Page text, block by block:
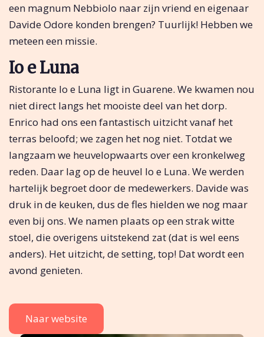
een magnum Nebbiolo naar zijn vriend en eigenaar
Davide Odore konden brengen? Tuurlijk! Hebben we
meteen een missie.
Io e Luna
Ristorante Io e Luna ligt in Guarene. We kwamen nou
niet direct langs het mooiste deel van het dorp.
Enrico had ons een fantastisch uitzicht vanaf het
terras beloofd; we zagen het nog niet. Totdat we
langzaam we heuvelopwaarts over een kronkelweg
reden. Daar lag op de heuvel Io e Luna. We werden
hartelijk begroet door de medewerkers. Davide was
druk in de keuken, dus de fles hielden we nog maar
even bij ons. We namen plaats op een strak witte
stoel, die overigens uitstekend zat (dat is wel eens
anders). Het uitzicht, de setting, top! Dat wordt een
avond genieten.
Naar website